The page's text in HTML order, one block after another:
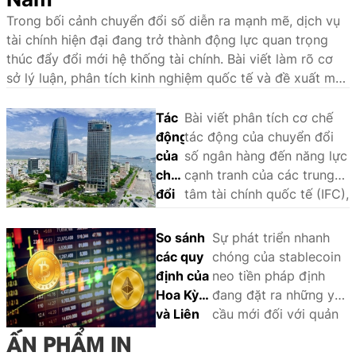
Trong bối cảnh chuyển đổi số diễn ra mạnh mẽ, dịch vụ
tài chính hiện đại đang trở thành động lực quan trọng
thúc đẩy đổi mới hệ thống tài chính. Bài viết làm rõ cơ
sở lý luận, phân tích kinh nghiệm quốc tế và đề xuất một
chính hiện đại tại Việt Nam.
Tác
động
của
chuyển
đổi
ngân
hàng
đến
năng
lực
Bài viết phân tích cơ chế
tác động của chuyển đổi
số ngân hàng đến năng lực
cạnh tranh của các trung
tâm tài chính quốc tế (IFC),
phân tích so sánh định tính
(QCA) trên một số trường
hợp tại châu Á - Thái Bình
Dương là Singapore, Hồng
Kông, Tokyo, Thượng Hải,
Seoul và Sydney. Khung
So sánh
các quy
định của
Hoa Kỳ
và Liên
Sự phát triển nhanh
chóng của stablecoin
neo tiền pháp định
đang đặt ra những yêu
cầu mới đối với quản
ẤN PHẨM IN